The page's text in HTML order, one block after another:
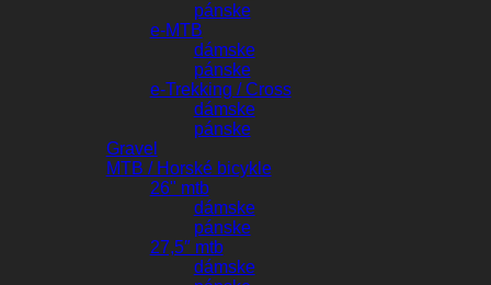
pánske
e-MTB
dámske
pánske
e-Trekking / Cross
dámske
pánske
Gravel
MTB / Horské bicykle
26" mtb
dámske
pánske
27,5″ mtb
dámske